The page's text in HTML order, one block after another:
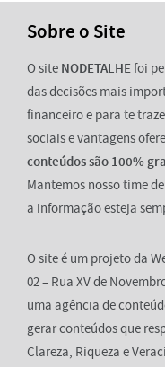
Sobre o Site
O site NODETALHEfoi
das decisões mais
financeiro e para te
sociais e vantagens
conteúdos são 100%
Mantemos nosso time
a informação esteja
O site é um projeto da
02 – Rua XV de
uma agência de
gerar conteúdos que
Clareza, Riqueza e